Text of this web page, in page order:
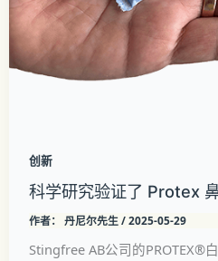
创新
科学研究验证了 Protex
作者： 丹尼尔先生/2025-05-29
Stingfree AB公司的PROTEX®